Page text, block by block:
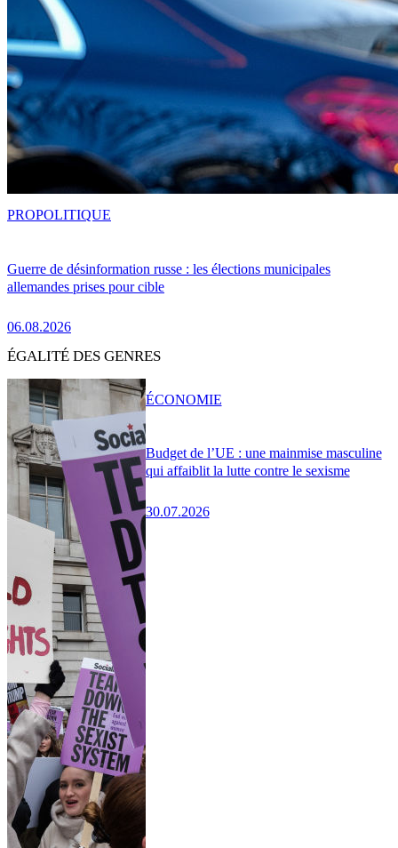
Guerre de désinformation russe : les élections municipales
allemandes prises pour cible
06.08.2026
PROPOLITIQUE
ÉGALITÉ DES GENRES
Budget de l’UE : une mainmise masculine
qui affaiblit la lutte contre le sexisme
30.07.2026
ÉCONOMIE